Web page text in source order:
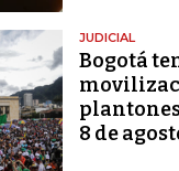
JUDICIAL
Bogotá
8 de